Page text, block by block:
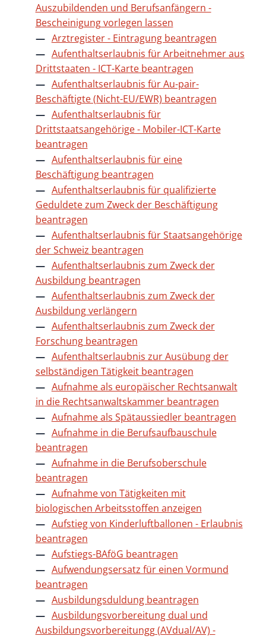
Auszubildenden und Berufsanfängern -
Bescheinigung vorlegen lassen
Arztregister - Eintragung beantragen
Aufenthaltserlaubnis für Arbeitnehmer aus
Drittstaaten - ICT-Karte beantragen
Aufenthaltserlaubnis für Au-pair-
Beschäftigte (Nicht-EU/EWR) beantragen
Aufenthaltserlaubnis für
Drittstaatsangehörige - Mobiler-ICT-Karte
beantragen
Aufenthaltserlaubnis für eine
Beschäftigung beantragen
Aufenthaltserlaubnis für qualifizierte
Geduldete zum Zweck der Beschäftigung
beantragen
Aufenthaltserlaubnis für Staatsangehörige
der Schweiz beantragen
Aufenthaltserlaubnis zum Zweck der
Ausbildung beantragen
Aufenthaltserlaubnis zum Zweck der
Ausbildung verlängern
Aufenthaltserlaubnis zum Zweck der
Forschung beantragen
Aufenthaltserlaubnis zur Ausübung der
selbständigen Tätigkeit beantragen
Aufnahme als europäischer Rechtsanwalt
in die Rechtsanwaltskammer beantragen
Aufnahme als Spätaussiedler beantragen
Aufnahme in die Berufsaufbauschule
beantragen
Aufnahme in die Berufsoberschule
beantragen
Aufnahme von Tätigkeiten mit
biologischen Arbeitsstoffen anzeigen
Aufstieg von Kinderluftballonen - Erlaubnis
beantragen
Aufstiegs-BAföG beantragen
Aufwendungsersatz für einen Vormund
beantragen
Ausbildungsduldung beantragen
Ausbildungsvorbereitung dual und
Ausbildungsvorbereitungg (AVdual/AV) -